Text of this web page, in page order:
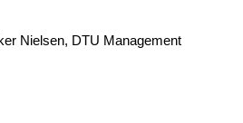
Nielsen, DTU Management